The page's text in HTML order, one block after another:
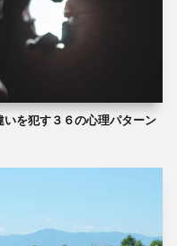
を犯す３６の心理パターン